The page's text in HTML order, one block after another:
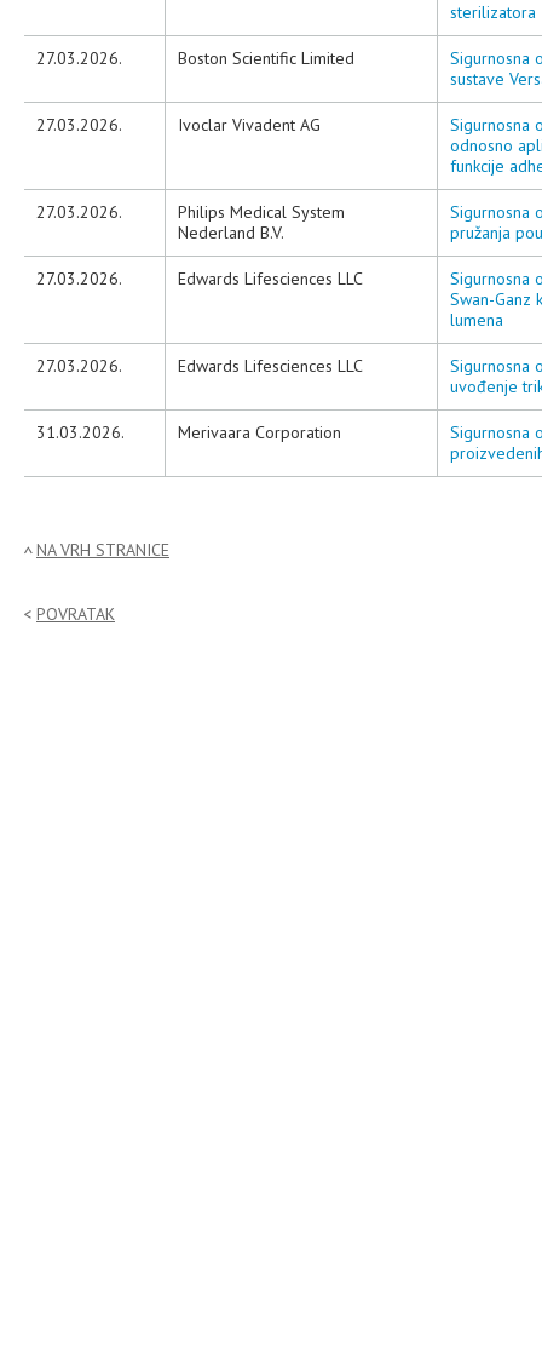
sterilizatora
27.03.2026. Boston Scientific Limited
Sigurnosna
sustave
27.03.2026. Ivoclar Vivadent AG
Sigurnosna
odnosno
funkcije
27.03.2026.
Philips Medical System
Nederland B.V.
Sigurnosna
pružanja
27.03.2026. Edwards Lifesciences LLC
Sigurnosna
Swan-Ganz
lumena
27.03.2026. Edwards Lifesciences LLC
Sigurnosna
uvođenje
31.03.2026. Merivaara Corporation
Sigurnosna
NA VRH STRANICE
POVRATAK